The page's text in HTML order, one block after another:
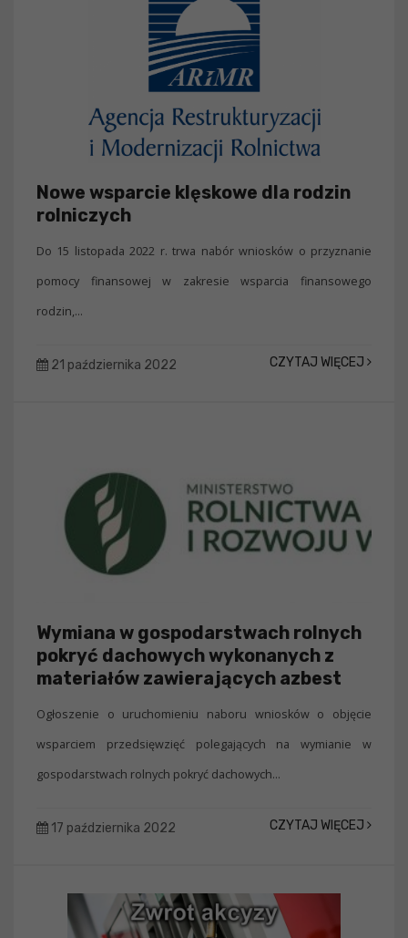
Nowe wsparcie klęskowe dla rodzin
rolniczych
Do 15 listopada 2022 r. trwa nabór wniosków o przyznanie
pomocy finansowej w zakresie wsparcia finansowego
rodzin,...
21 października 2022 CZYTAJ WIĘCEJ
Wymiana w gospodarstwach rolnych
pokryć dachowych wykonanych z
materiałów zawierających azbest
Ogłoszenie o uruchomieniu naboru wniosków o objęcie
wsparciem przedsięwzięć polegających na wymianie w
gospodarstwach rolnych pokryć dachowych...
17 października 2022 CZYTAJ WIĘCEJ